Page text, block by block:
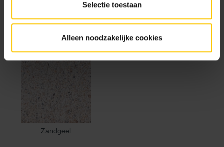
Selectie toestaan
Alleen noodzakelijke cookies
Zandgeel